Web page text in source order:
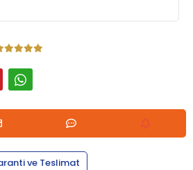
ve Teslimat